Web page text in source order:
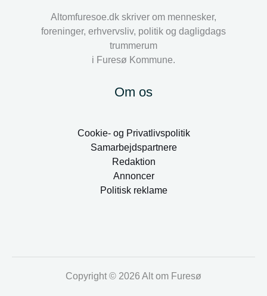
Altomfuresoe.dk skriver om mennesker,
foreninger, erhvervsliv, politik og dagligdags
trummerum
i Furesø Kommune.
Om os
Cookie- og Privatlivspolitik
Samarbejdspartnere
Redaktion
Annoncer
Politisk reklame
Copyright © 2026 Alt om Furesø